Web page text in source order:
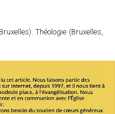
Théologie (Bruxelles,